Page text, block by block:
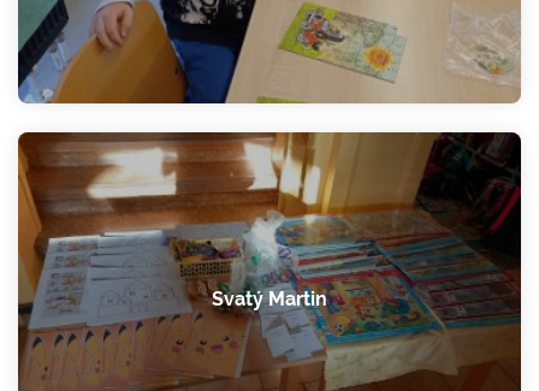
Svatý Martin